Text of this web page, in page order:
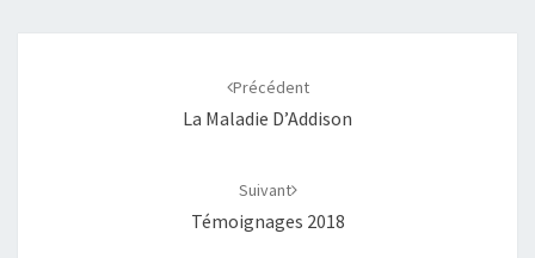
Précédent
La Maladie D’Addison
Suivant
Témoignages 2018